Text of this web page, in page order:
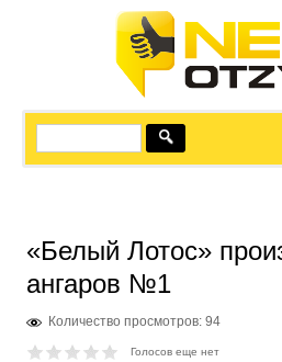
«Белый Лотос»
ангаров №1
Количество просмотров: 94
Голосов еще нет